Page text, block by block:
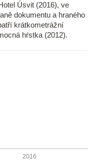
Úsvit (2016), ve
dokumentu a hraného
krátkometrážní
hŕstka (2012).
2016